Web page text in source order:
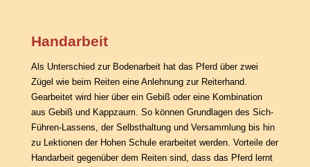
Handarbeit
Als Unterschied zur Bodenarbeit hat das Pferd über zwei
Zügel wie beim Reiten eine Anlehnung zur Reiterhand.
Gearbeitet wird hier über ein Gebiß oder eine Kombination
aus Gebiß und Kappzaum. So können Grundlagen des Sich-
Führen-Lassens, der Selbsthaltung und Versammlung bis hin
zu Lektionen der Hohen Schule erarbeitet werden. Vorteile der
Handarbeit gegenüber dem Reiten sind, dass das Pferd lernt